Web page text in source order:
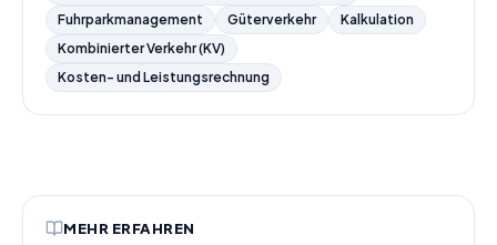
Fuhrparkmanagement
Güterverkehr
Kalkulation
Kombinierter Verkehr (KV)
Kosten- und Leistungsrechnung
MEHR ERFAHREN